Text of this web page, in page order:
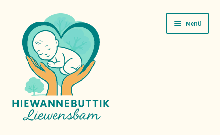
Navigation
springen
Inhalt
springen
Menü